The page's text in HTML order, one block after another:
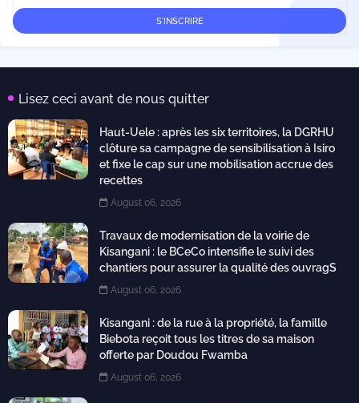
Lisez ceci avant de nous quitter
Haut-Uele : après les six territoires, la DGRHU
clôture sa campagne de sensibilisation à Isiro
et fixe le cap sur une mobilisation accrue des
recettes
August 06, 2026
Travaux de modernisation de la voirie de
Kisangani : le BCeCo intensifie le suivi des
chantiers pour assurer la qualité des ouvragS
August 06, 2026
Kisangani : de la rue à la propriété, la famille
Biebota reçoit tous les titres de sa maison
offerte par Doudou Fwamba
August 06, 2026